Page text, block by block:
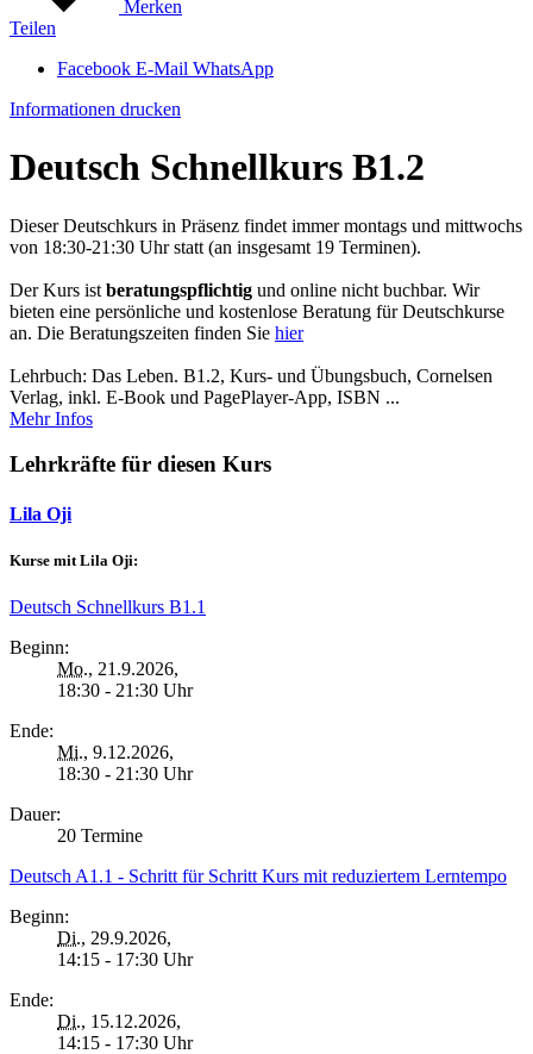
Merken
Teilen
Facebook E-Mail WhatsApp
Informationen drucken
Deutsch Schnellkurs B1.2
Dieser Deutschkurs in Präsenz findet immer montags und mittwochs
von 18:30-21:30 Uhr statt (an insgesamt 19 Terminen).
Der Kurs ist beratungspflichtig und online nicht buchbar. Wir
bieten eine persönliche und kostenlose Beratung für Deutschkurse
an. Die Beratungszeiten finden Sie hier
Lehrbuch: Das Leben. B1.2, Kurs- und Übungsbuch, Cornelsen
Verlag, inkl. E-Book und PagePlayer-App, ISBN ...
Mehr Infos
Lehrkräfte für diesen Kurs
Lila Oji
Kurse mit Lila Oji:
Deutsch Schnellkurs B1.1
Beginn:
Mo., 21.9.2026,
18:30 - 21:30 Uhr
Ende:
Mi., 9.12.2026,
18:30 - 21:30 Uhr
Dauer:
20 Termine
Deutsch A1.1 - Schritt für Schritt Kurs mit reduziertem Lerntempo
Beginn:
Di., 29.9.2026,
14:15 - 17:30 Uhr
Ende:
Di., 15.12.2026,
14:15 - 17:30 Uhr